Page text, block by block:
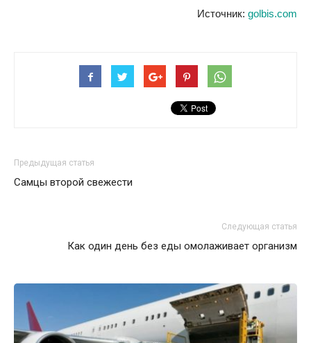
Источник: golbis.com
Предыдущая статья
Самцы второй свежести
Следующая статья
Как один день без еды омолаживает организм